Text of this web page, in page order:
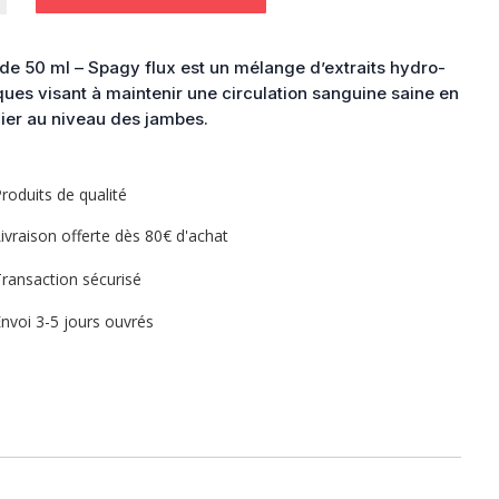
50 ml – Spagy flux est un mélange d’extraits hydro-
visant à maintenir une circulation sanguine saine en
au niveau des jambes.
de qualité
offerte dès 80€ d'achat
sécurisé
3-5 jours ouvrés